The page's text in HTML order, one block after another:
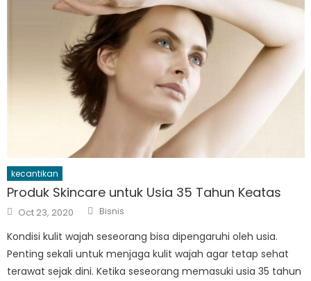
kecantikan
Produk Skincare untuk Usia 35 Tahun Keatas
Posted
on
Oct 23, 2020 Author
Bisnis
Kondisi kulit wajah seseorang bisa dipengaruhi oleh usia.
Penting sekali untuk menjaga kulit wajah agar tetap sehat
terawat sejak dini. Ketika seseorang memasuki usia 35 tahun